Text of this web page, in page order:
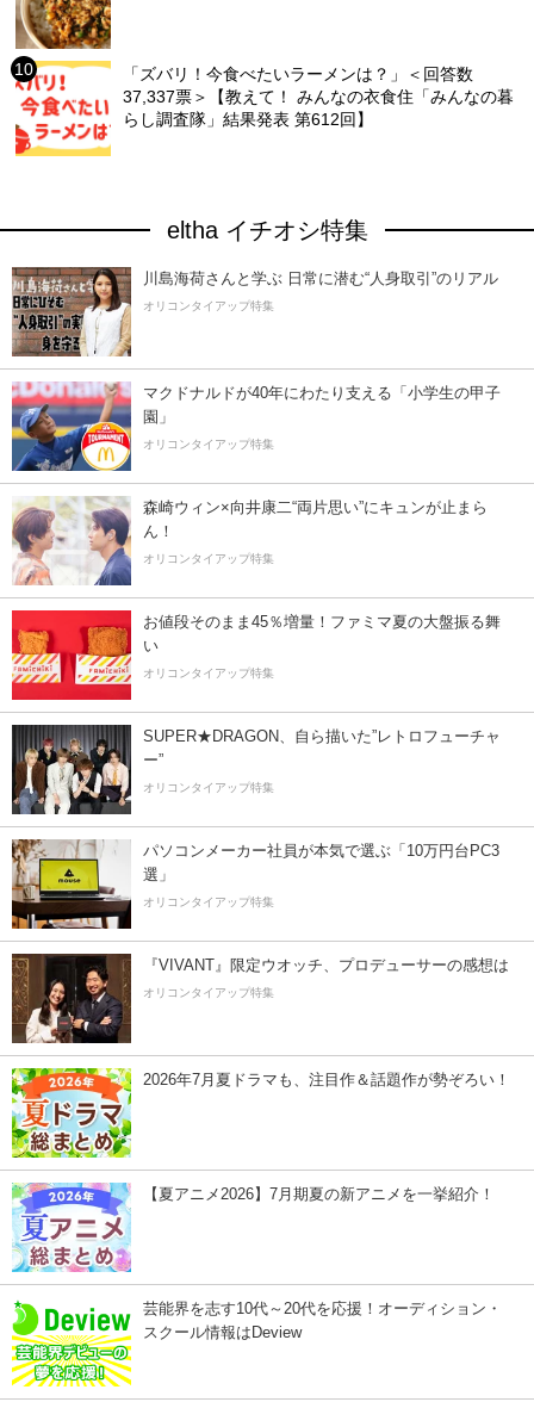
「ズバリ！今食べたいラーメンは？」＜回答数
37,337票＞【教えて！ みんなの衣食住「みんなの暮
らし調査隊」結果発表 第612回】
eltha イチオシ特集
川島海荷さんと学ぶ 日常に潜む“人身取引”のリアル
オリコンタイアップ特集
マクドナルドが40年にわたり支える「小学生の甲子
園」
オリコンタイアップ特集
森崎ウィン×向井康二“両片思い”にキュンが止まら
ん！
オリコンタイアップ特集
お値段そのまま45％増量！ファミマ夏の大盤振る舞
い
オリコンタイアップ特集
SUPER★DRAGON、自ら描いた”レトロフューチャ
ー”
オリコンタイアップ特集
パソコンメーカー社員が本気で選ぶ「10万円台PC3
選」
オリコンタイアップ特集
『VIVANT』限定ウオッチ、プロデューサーの感想は
オリコンタイアップ特集
2026年7月夏ドラマも、注目作＆話題作が勢ぞろい！
【夏アニメ2026】7月期夏の新アニメを一挙紹介！
芸能界を志す10代～20代を応援！オーディション・
スクール情報はDeview